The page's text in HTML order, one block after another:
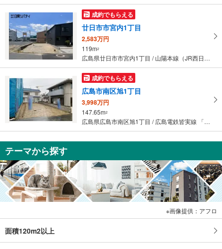
成約でもらえる
廿日市市宮内1丁目
2,583万円
119m2
広島県廿日市市宮内1丁目 / 山陽本線（JR西日本） 「宮内串戸」駅 徒歩9分
成約でもらえる
広島市南区旭1丁目
3,998万円
147.65m2
広島県広島市南区旭1丁目 / 広島電鉄皆実線 「南区役所前」駅 バス4分 大学病院南門 バス停下車 徒歩6分
テーマから探す
画像提供：アフロ
面積120m2以上